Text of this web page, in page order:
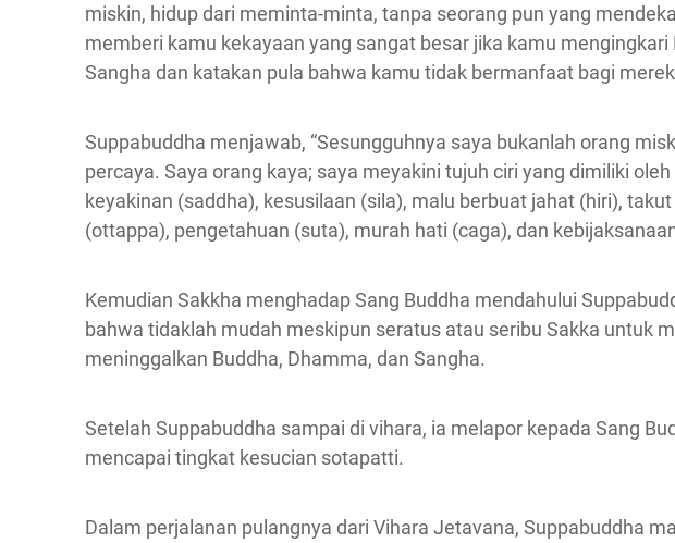
miskin, hidup dari meminta-minta, tanpa seorang pun yang
memberi kamu kekayaan yang sangat besar jika kamu mengingkari
Sangha dan katakan pula bahwa kamu tidak bermanfaat bagi
Suppabuddha menjawab, “Sesungguhnya saya bukanlah orang
percaya. Saya orang kaya; saya meyakini tujuh ciri yang dimiliki
keyakinan (saddha), kesusilaan (sila), malu berbuat jahat (hiri),
(ottappa), pengetahuan (suta), murah hati (caga), dan
Kemudian Sakkha menghadap Sang Buddha mendahului
bahwa tidaklah mudah meskipun seratus atau seribu Sakka untuk
meninggalkan Buddha, Dhamma, dan Sangha.
Setelah Suppabuddha sampai di vihara, ia melapor kepada Sang
mencapai tingkat kesucian sotapatti.
Dalam perjalanan pulangnya dari Vihara Jetavana, Suppabuddha